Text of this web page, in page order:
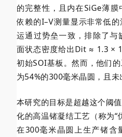
的完整性，且内在SiGe薄
依赖的I–V测量显示非常低
运通过势垒一致，排除了与
面状态密度给出Dit ≈ 1.3 ×
初始SOI基板。然而，他们
为54%的300毫米晶圆，且未
本研究的目标是超越这个阈
化的高温锗凝结工艺（称为“
在300毫米晶圆上生产锗含